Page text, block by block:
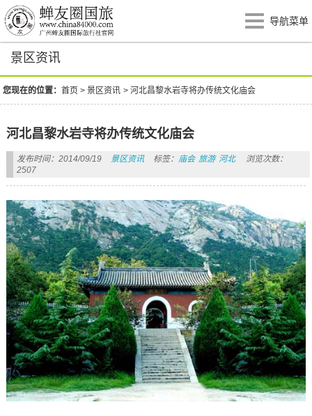
导航菜单
景区资讯
您现在的位置：首页 >景区资讯 >河北昌黎水岩寺将办传统文化庙会
河北昌黎水岩寺将办传统文化庙会
发布时间：2014/09/19 景区资讯 标签： 庙会 旅游 河北
浏览次数：
2507